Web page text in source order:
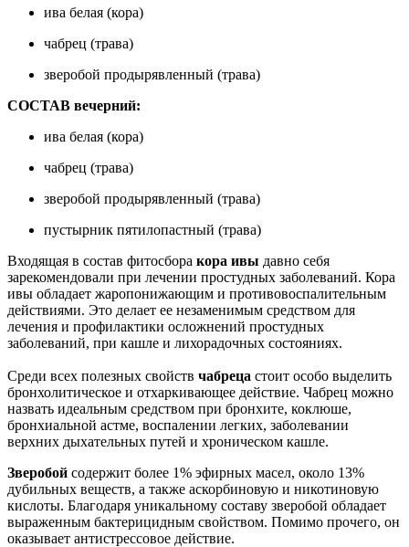
ива белая (кора)
чабрец (трава)
зверобой продырявленный (трава)
СОСТАВ вечерний:
ива белая (кора)
чабрец (трава)
зверобой продырявленный (трава)
пустырник пятилопастный (трава)
Входящая в состав фитосбора кора ивы давно себя
зарекомендовали при лечении простудных заболеваний. Кора
ивы обладает жаропонижающим и противовоспалительным
действиями. Это делает ее незаменимым средством для
лечения и профилактики осложнений простудных
заболеваний, при кашле и лихорадочных состояниях.
Среди всех полезных свойств чабреца стоит особо выделить
бронхолитическое и отхаркивающее действие. Чабрец можно
назвать идеальным средством при бронхите, коклюше,
бронхиальной астме, воспалении легких, заболевании
верхних дыхательных путей и хроническом кашле.
Зверобой содержит более 1% эфирных масел, около 13%
дубильных веществ, а также аскорбиновую и никотиновую
кислоты. Благодаря уникальному составу зверобой обладает
выраженным бактерицидным свойством. Помимо прочего, он
оказывает антистрессовое действие.